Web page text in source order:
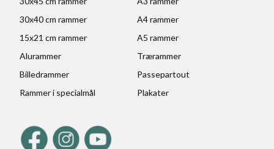
30x40 cm rammer
A4 rammer
15x21 cm rammer
A5 rammer
Alurammer
Trærammer
Billedrammer
Passepartout
Rammer i specialmål
Plakater